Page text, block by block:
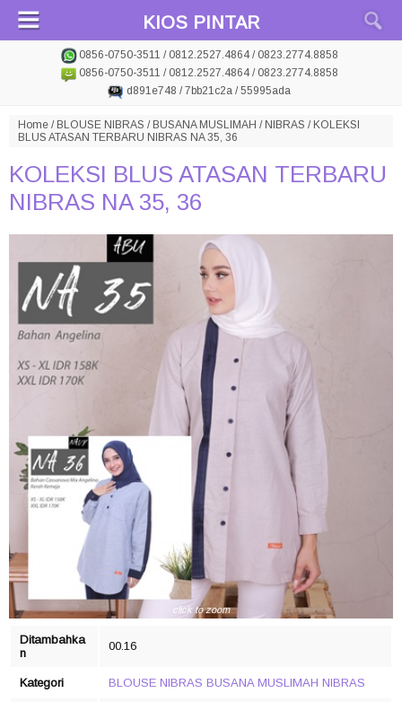
KIOS PINTAR
0856-0750-3511 / 0812.2527.4864 / 0823.2774.8858
0856-0750-3511 / 0812.2527.4864 / 0823.2774.8858
d891e748 / 7bb21c2a / 55995ada
Home / BLOUSE NIBRAS / BUSANA MUSLIMAH / NIBRAS / KOLEKSI
BLUS ATASAN TERBARU NIBRAS NA 35, 36
KOLEKSI BLUS ATASAN TERBARU
NIBRAS NA 35, 36
click to zoom
Ditambahka
n
00.16
Kategori BLOUSE NIBRAS BUSANA MUSLIMAH NIBRAS